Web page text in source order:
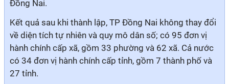
Đồng Nai.
Kết quả sau khi thành lập, TP Đồng Nai không thay đổi
về diện tích tự nhiên và quy mô dân số; có 95 đơn vị
hành chính cấp xã, gồm 33 phường và 62 xã. Cả nước
có 34 đơn vị hành chính cấp tỉnh, gồm 7 thành phố và
27 tỉnh.